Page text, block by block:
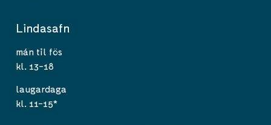
Lindasafn
mán til fös
kl. 13-18
laugardaga
kl. 11-15*